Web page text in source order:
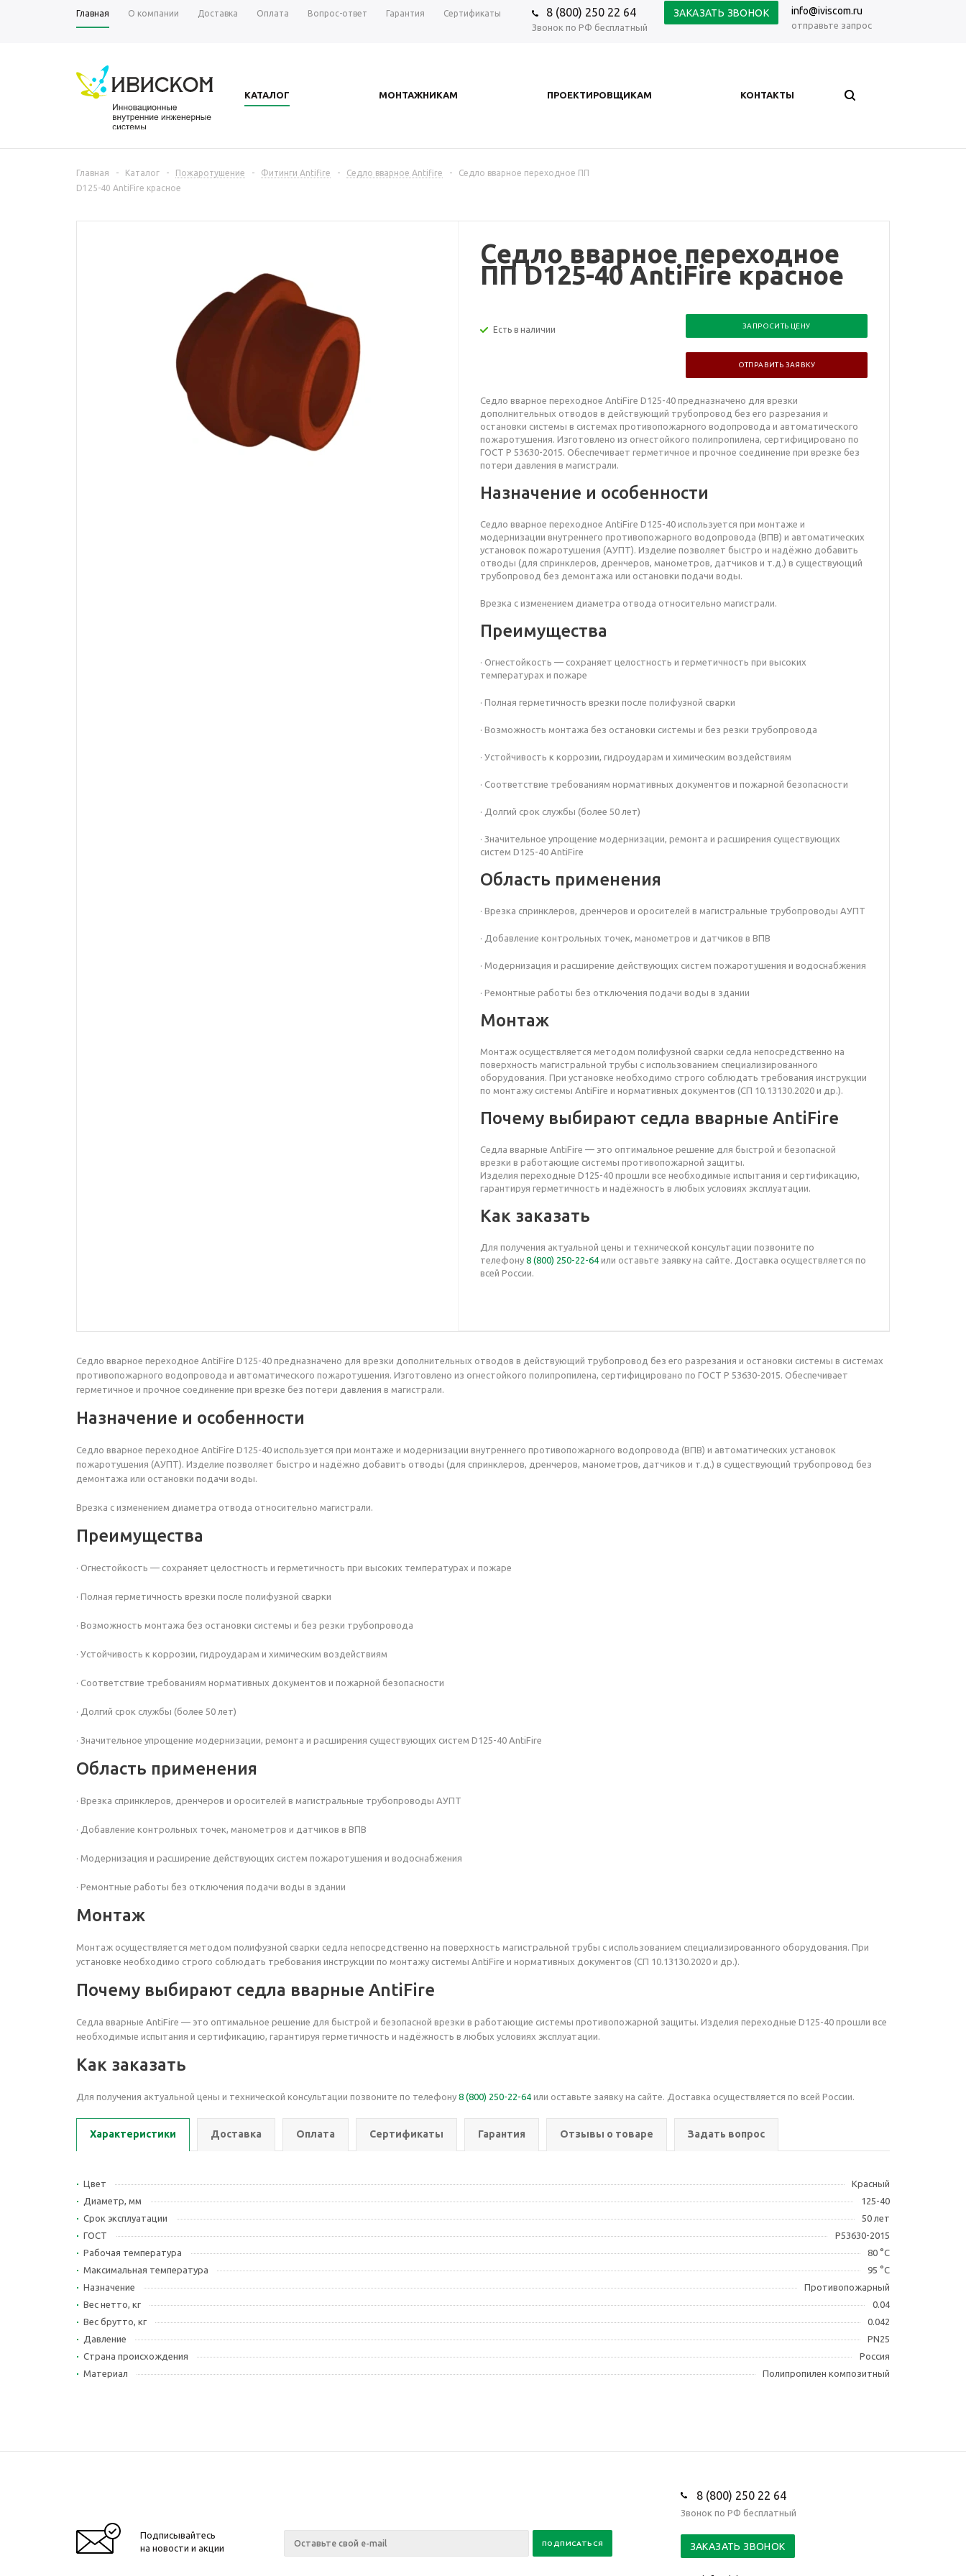
Главная О компании Доставка Оплата Вопрос-ответ Гарантия Сертификаты 8 (800) 250 22 64
Звонок по РФ бесплатный
ЗАКАЗАТЬ ЗВОНОК info@iviscom.ru
отправьте запрос
КАТАЛОГ МОНТАЖНИКАМ ПРОЕКТИРОВЩИКАМ КОНТАКТЫ
Главная - Каталог - Пожаротушение - Фитинги Antifire - Седло вварное Antifire -
Седло вварное переходное ПП
D125-40 AntiFire красное
Седло вварное переходное
ПП D125-40 AntiFire красное
Есть в наличии ЗАПРОСИТЬ ЦЕНУ
ОТПРАВИТЬ ЗАЯВКУ
Седло вварное переходное AntiFire D125-40 предназначено для врезки
дополнительных отводов в действующий трубопровод без его разрезания и
остановки системы в системах противопожарного водопровода и автоматического
пожаротушения. Изготовлено из огнестойкого полипропилена, сертифицировано по
ГОСТ Р 53630-2015. Обеспечивает герметичное и прочное соединение при врезке без
потери давления в магистрали.
Назначение и особенности
Седло вварное переходное AntiFire D125-40 используется при монтаже и
модернизации внутреннего противопожарного водопровода (ВПВ) и автоматических
установок пожаротушения (АУПТ). Изделие позволяет быстро и надёжно добавить
отводы (для спринклеров, дренчеров, манометров, датчиков и т.д.) в существующий
трубопровод без демонтажа или остановки подачи воды.
Врезка с изменением диаметра отвода относительно магистрали.
Преимущества
· Огнестойкость — сохраняет целостность и герметичность при высоких
температурах и пожаре
· Полная герметичность врезки после полифузной сварки
· Возможность монтажа без остановки системы и без резки трубопровода
· Устойчивость к коррозии, гидроударам и химическим воздействиям
· Соответствие требованиям нормативных документов и пожарной безопасности
· Долгий срок службы (более 50 лет)
· Значительное упрощение модернизации, ремонта и расширения существующих
систем D125-40 AntiFire
Область применения
· Врезка спринклеров, дренчеров и оросителей в магистральные трубопроводы АУПТ
· Добавление контрольных точек, манометров и датчиков в ВПВ
· Модернизация и расширение действующих систем пожаротушения и водоснабжения
· Ремонтные работы без отключения подачи воды в здании
Монтаж
Монтаж осуществляется методом полифузной сварки седла непосредственно на
поверхность магистральной трубы с использованием специализированного
оборудования. При установке необходимо строго соблюдать требования инструкции
по монтажу системы AntiFire и нормативных документов (СП 10.13130.2020 и др.).
Почему выбирают седла вварные AntiFire
Седла вварные AntiFire — это оптимальное решение для быстрой и безопасной
врезки в работающие системы противопожарной защиты.
Изделия переходные D125-40 прошли все необходимые испытания и сертификацию,
гарантируя герметичность и надёжность в любых условиях эксплуатации.
Как заказать
Для получения актуальной цены и технической консультации позвоните по
телефону8 (800) 250-22-64 или оставьте заявку на сайте. Доставка осуществляется по
всей России.
Седло вварное переходное AntiFire D125-40 предназначено для врезки дополнительных отводов в действующий трубопровод без его разрезания и остановки системы в системах
противопожарного водопровода и автоматического пожаротушения. Изготовлено из огнестойкого полипропилена, сертифицировано по ГОСТ Р 53630-2015. Обеспечивает
герметичное и прочное соединение при врезке без потери давления в магистрали.
Назначение и особенности
Седло вварное переходное AntiFire D125-40 используется при монтаже и модернизации внутреннего противопожарного водопровода (ВПВ) и автоматических установок
пожаротушения (АУПТ). Изделие позволяет быстро и надёжно добавить отводы (для спринклеров, дренчеров, манометров, датчиков и т.д.) в существующий трубопровод без
демонтажа или остановки подачи воды.
Врезка с изменением диаметра отвода относительно магистрали.
Преимущества
· Огнестойкость — сохраняет целостность и герметичность при высоких температурах и пожаре
· Полная герметичность врезки после полифузной сварки
· Возможность монтажа без остановки системы и без резки трубопровода
· Устойчивость к коррозии, гидроударам и химическим воздействиям
· Соответствие требованиям нормативных документов и пожарной безопасности
· Долгий срок службы (более 50 лет)
· Значительное упрощение модернизации, ремонта и расширения существующих систем D125-40 AntiFire
Область применения
· Врезка спринклеров, дренчеров и оросителей в магистральные трубопроводы АУПТ
· Добавление контрольных точек, манометров и датчиков в ВПВ
· Модернизация и расширение действующих систем пожаротушения и водоснабжения
· Ремонтные работы без отключения подачи воды в здании
Монтаж
Монтаж осуществляется методом полифузной сварки седла непосредственно на поверхность магистральной трубы с использованием специализированного оборудования. При
установке необходимо строго соблюдать требования инструкции по монтажу системы AntiFire и нормативных документов (СП 10.13130.2020 и др.).
Почему выбирают седла вварные AntiFire
Седла вварные AntiFire — это оптимальное решение для быстрой и безопасной врезки в работающие системы противопожарной защиты. Изделия переходные D125-40 прошли все
необходимые испытания и сертификацию, гарантируя герметичность и надёжность в любых условиях эксплуатации.
Как заказать
Для получения актуальной цены и технической консультации позвоните по телефону 8 (800) 250-22-64 или оставьте заявку на сайте. Доставка осуществляется по всей России.
Характеристики Доставка Оплата Сертификаты Гарантия Отзывы о товаре Задать вопрос
Цвет
Красный
Диаметр, мм
125-40
Срок эксплуатации
50 лет
ГОСТ
Р53630-2015
Рабочая температура
80 °С
Максимальная температура
95 °С
Назначение
Противопожарный
Вес нетто, кг
0.04
Вес брутто, кг
0.042
Давление
PN25
Страна происхождения
Россия
Материал
Полипропилен композитный
Подписывайтесь
на новости и акции
8 (800) 250 22 64
Звонок по РФ бесплатный
ЗАКАЗАТЬ ЗВОНОК